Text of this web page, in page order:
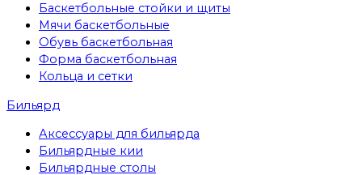
Баскетбольные стойки и щиты
Мячи баскетбольные
Обувь баскетбольная
Форма баскетбольная
Кольца и сетки
Бильярд
Аксессуары для бильярда
Бильярдные кии
Бильярдные столы